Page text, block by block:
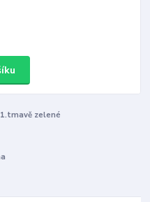
zelené